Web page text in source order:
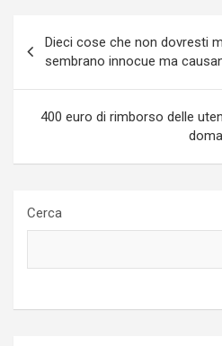
articoli
Dieci cose che non dovresti
sembrano innocue ma
400 euro di rimborso delle
Cerca